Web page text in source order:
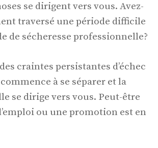
se dirigent vers vous. Avez-
traversé une période difficile
de sécheresse professionnelle?
craintes persistantes d’échec
à se séparer et la
se dirige vers vous. Peut-être
ou une promotion est en